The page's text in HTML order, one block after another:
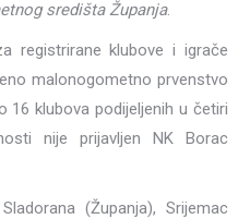
središta Županja.
registrirane klubove i igrače
malonogometno prvenstvo
16 klubova podijeljenih u četiri
nije prijavljen NK Borac
(Županja), Srijemac